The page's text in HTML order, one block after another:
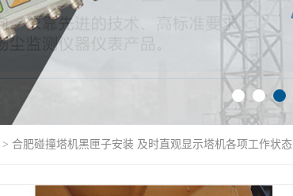
> 合肥碰撞塔机黑匣子安装 及时直观显示塔机各项工作状态